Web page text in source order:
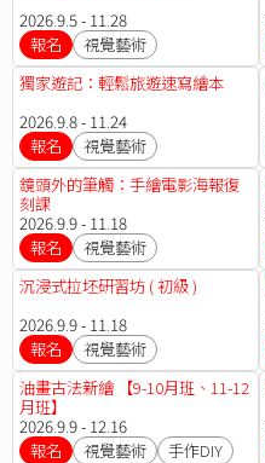
2026.9.5 - 11.28
報名
視覺藝術
獨家遊記：輕鬆旅遊速寫繪本
2026.9.8 - 11.24
報名
視覺藝術
鏡頭外的筆觸：手繪電影海報復
刻課
2026.9.9 - 11.18
報名
視覺藝術
沉浸式拉坯研習坊 ( 初級 )
2026.9.9 - 11.18
報名
視覺藝術
油畫古法新繪 【9-10月班、11-12
月班】
2026.9.9 - 12.16
報名
視覺藝術 手作DIY